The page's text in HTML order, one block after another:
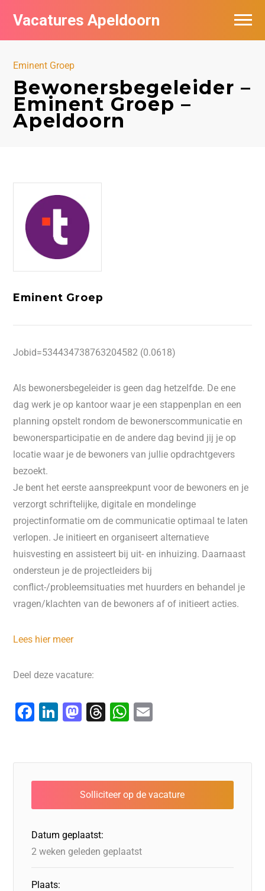
Vacatures Apeldoorn
Eminent Groep
Bewonersbegeleider –
Eminent Groep –
Apeldoorn
Eminent Groep
Jobid=534434738763204582 (0.0618)
Als bewonersbegeleider is geen dag hetzelfde. De ene
dag werk je op kantoor waar je een stappenplan en een
planning opstelt rondom de bewonerscommunicatie en
bewonersparticipatie en de andere dag bevind jij je op
locatie waar je de bewoners van jullie opdrachtgevers
bezoekt.
Je bent het eerste aanspreekpunt voor de bewoners en je
verzorgt schriftelijke, digitale en mondelinge
projectinformatie om de communicatie optimaal te laten
verlopen. Je initieert en organiseert alternatieve
huisvesting en assisteert bij uit- en inhuizing. Daarnaast
ondersteun je de projectleiders bij
conflict-/probleemsituaties met huurders en behandel je
vragen/klachten van de bewoners af of initieert acties.
Lees hier meer
Deel deze vacature:
F
e
b
o
o
k
Li
e
dI
n
M
o
d
o
n
T
a
d
s
W
s
A
p
l
Datum geplaatst:
2 weken geleden geplaatst
Plaats:
Vacatures per bedrijf
De populairste vacatures in Apeldoorn
Nieuwsbrief feed